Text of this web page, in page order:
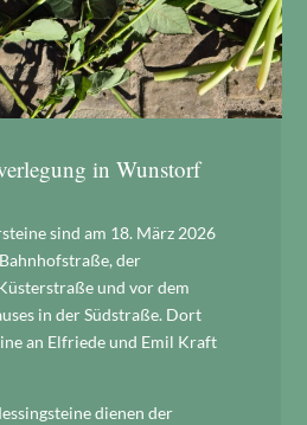
in Wunstorf
sind am 18. März 2026
der
und vor dem
in der Südstraße. Dort
an Elfriede und Emil Kraft
dienen der